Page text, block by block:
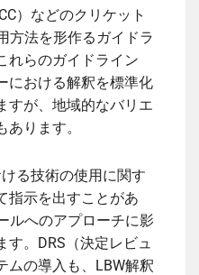
）などのクリケット
方法を形作るガイドラ
れらのガイドライン
における解釈を標準化
すが、地域的なバリエ
ります。
る技術の使用に関す
指示を出すことがあ
ルへのアプローチに影
す。DRS（決定レビュ
ムの導入も、LBW解釈